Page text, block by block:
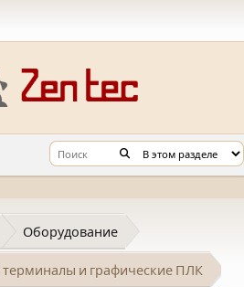
Оборудование
терминалы и графические ПЛК